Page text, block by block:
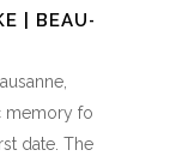
| BEAU-
for
date. The